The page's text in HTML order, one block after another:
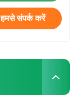
हमसे संपर्क करें